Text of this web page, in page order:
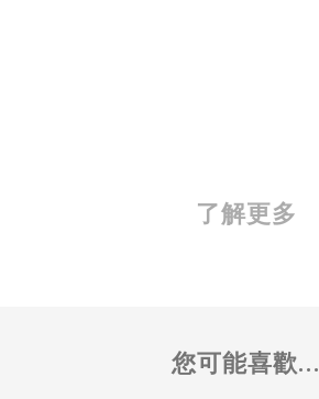
了解更多
您可能喜歡...